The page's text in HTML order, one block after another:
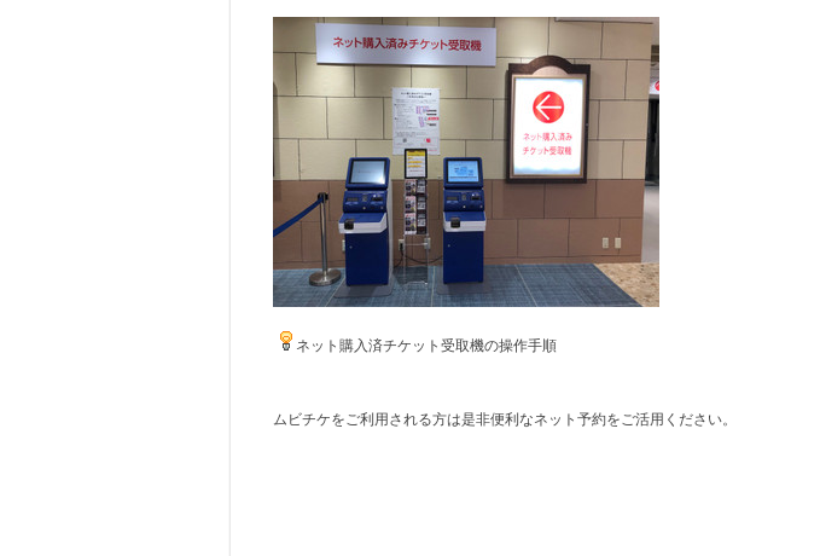
ネット購入済チケット受取機の操作手順
ムビチケをご利用される方は是非便利なネット予約をご活用ください。